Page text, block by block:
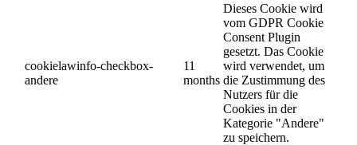
cookielawinfo-checkbox-
andere
11
months
Dieses Cookie wird
vom GDPR Cookie
Consent Plugin
gesetzt. Das Cookie
wird verwendet, um
die Zustimmung des
Nutzers für die
Cookies in der
Kategorie "Andere"
zu speichern.